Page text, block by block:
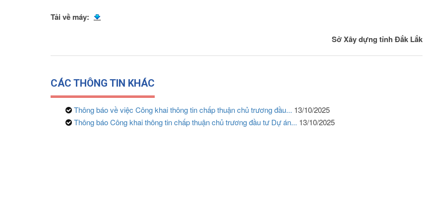
Tải về máy:
Sở Xây dựng tỉnh Đắk Lắk
CÁC THÔNG TIN KHÁC
Thông báo về việc Công khai thông tin chấp thuận chủ trương đầu... 13/10/2025
Thông báo Công khai thông tin chấp thuận chủ trương đầu tư Dự án... 13/10/2025